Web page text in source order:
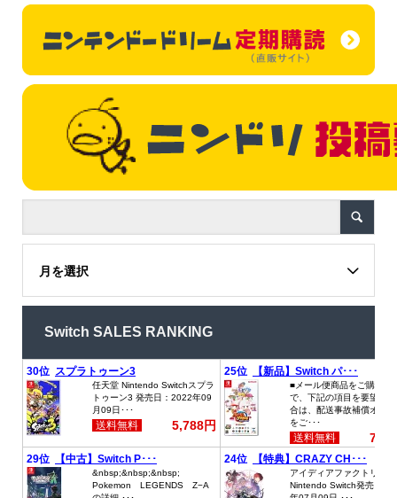
月を選択
Switch SALES RANKING